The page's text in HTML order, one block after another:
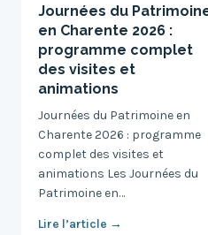
Journées du
en Charente 2026 :
programme complet
des visites et
animations
Journées du Patrimoine en
Charente 2026 : programme
complet des visites et
animations Les Journées du
Patrimoine en…
Lire l’article →